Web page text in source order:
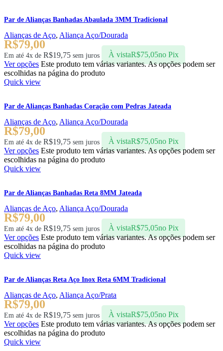
Par de Alianças Banhadas Abaulada 3MM Tradicional
Alianças de Aço, Aliança Aço/Dourada
R$79,00
Em até 4x de R$19,75 sem juros À vistaR$75,05no Pix
Ver opções Este produto tem várias variantes. As opções podem ser
escolhidas na página do produto
Quick view
Par de Alianças Banhadas Coração com Pedras Jateada
Alianças de Aço, Aliança Aço/Dourada
R$79,00
Em até 4x de R$19,75 sem juros À vistaR$75,05no Pix
Ver opções Este produto tem várias variantes. As opções podem ser
escolhidas na página do produto
Quick view
Par de Alianças Banhadas Reta 8MM Jateada
Alianças de Aço, Aliança Aço/Dourada
R$79,00
Em até 4x de R$19,75 sem juros À vistaR$75,05no Pix
Ver opções Este produto tem várias variantes. As opções podem ser
escolhidas na página do produto
Quick view
Par de Alianças Reta Aço Inox Reta 6MM Tradicional
Alianças de Aço, Aliança Aço/Prata
R$79,00
Em até 4x de R$19,75 sem juros À vistaR$75,05no Pix
Ver opções Este produto tem várias variantes. As opções podem ser
escolhidas na página do produto
Quick view